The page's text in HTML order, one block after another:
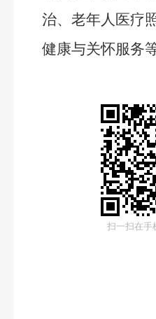
治、老年人医疗
健康与关怀服务
扫一扫在手